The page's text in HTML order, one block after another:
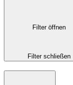
Filter öffnen
Filter schließen